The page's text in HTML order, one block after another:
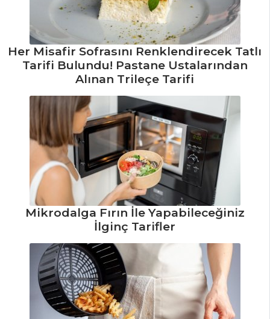
PILAV VE
MAKARNA
Pancarlı
Nasıl Yapılır?
Güveçte
Mantarlı Pilav
Tarifi, Nasıl Yapılır?
Yeşil Mercimekli
Pirinç Pilavı Tarifi,
Nasıl Yapılır?
Pilav ve Makarna
Tüm Tarifleri
SEBZE
YEMEKLERI
Her Misafir Sofrasını Renklendirecek Tatlı
Tarifi Bulundu! Pastane Ustalarından
Alınan Trileçe Tarifi
Mikrodalga Fırın İle Yapabileceğiniz
İlginç Tarifler